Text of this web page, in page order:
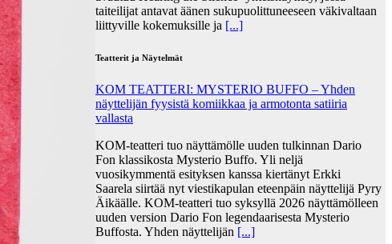
taiteilijat antavat äänen sukupuolittuneeseen väkivaltaan
liittyville kokemuksille ja [...]
Teatterit ja Näytelmät
KOM TEATTERI: MYSTERIO BUFFO – Yhden
näyttelijän fyysistä komiikkaa ja armotonta satiiria
vallasta
KOM-teatteri tuo näyttämölle uuden tulkinnan Dario
Fon klassikosta Mysterio Buffo. Yli neljä
vuosikymmentä esityksen kanssa kiertänyt Erkki
Saarela siirtää nyt viestikapulan eteenpäin näyttelijä Pyry
Äikäälle. KOM-teatteri tuo syksyllä 2026 näyttämölleen
uuden version Dario Fon legendaarisesta Mysterio
Buffosta. Yhden näyttelijän [...]